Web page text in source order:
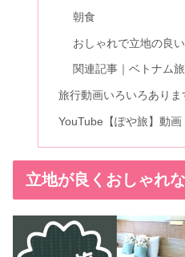
朝食
おしゃれで立地の良
関連記事｜ベトナム
旅行動画いろいろあり
YouTube【ぽや旅】動
立地が良くおしゃれ